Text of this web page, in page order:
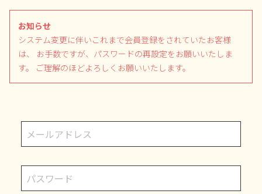
お知らせ
システム変更に伴いこれまで会員登録をされていたお客様
は、
お手数ですが、パスワードの再設定をお願いいたしま
す。
ご理解のほどよろしくお願いいたします。